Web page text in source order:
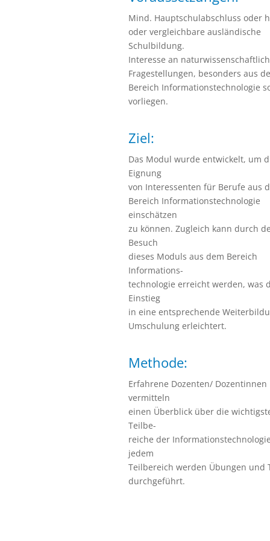
Mind. Hauptschulabschluss oder
oder vergleichbare ausländische
Schulbildung.
Interesse an
Fragestellungen, besonders aus
Bereich Informationstechnologie
vorliegen.
Ziel:
Das Modul wurde entwickelt, um
Eignung
von Interessenten für Berufe aus
Bereich Informationstechnologie
einschätzen
zu können. Zugleich kann durch
Besuch
dieses Moduls aus dem Bereich
Informations-
technologie erreicht werden, was
Einstieg
in eine entsprechende
Umschulung erleichtert.
Methode:
Erfahrene Dozenten/ Dozentinnen
vermitteln
einen Überblick über die
Teilbe-
reiche der
jedem
Teilbereich werden Übungen und
durchgeführt.